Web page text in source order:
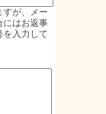
が、メー
にはお返事
を入力して